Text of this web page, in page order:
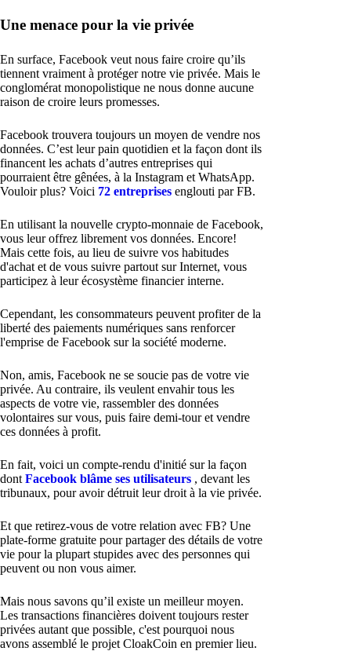
Une menace pour la vie privée
En surface, Facebook veut nous faire croire qu’ils
tiennent vraiment à protéger notre vie privée. Mais le
conglomérat monopolistique ne nous donne aucune
raison de croire leurs promesses.
Facebook trouvera toujours un moyen de vendre nos
données. C’est leur pain quotidien et la façon dont ils
financent les achats d’autres entreprises qui
pourraient être gênées, à la Instagram et WhatsApp.
Vouloir plus? Voici 72 entreprises englouti par FB.
En utilisant la nouvelle crypto-monnaie de Facebook,
vous leur offrez librement vos données. Encore!
Mais cette fois, au lieu de suivre vos habitudes
d'achat et de vous suivre partout sur Internet, vous
participez à leur écosystème financier interne.
Cependant, les consommateurs peuvent profiter de la
liberté des paiements numériques sans renforcer
l'emprise de Facebook sur la société moderne.
Non, amis, Facebook ne se soucie pas de votre vie
privée. Au contraire, ils veulent envahir tous les
aspects de votre vie, rassembler des données
volontaires sur vous, puis faire demi-tour et vendre
ces données à profit.
En fait, voici un compte-rendu d'initié sur la façon
dont Facebook blâme ses utilisateurs , devant les
tribunaux, pour avoir détruit leur droit à la vie privée.
Et que retirez-vous de votre relation avec FB? Une
plate-forme gratuite pour partager des détails de votre
vie pour la plupart stupides avec des personnes qui
peuvent ou non vous aimer.
Mais nous savons qu’il existe un meilleur moyen.
Les transactions financières doivent toujours rester
privées autant que possible, c'est pourquoi nous
avons assemblé le projet CloakCoin en premier lieu.